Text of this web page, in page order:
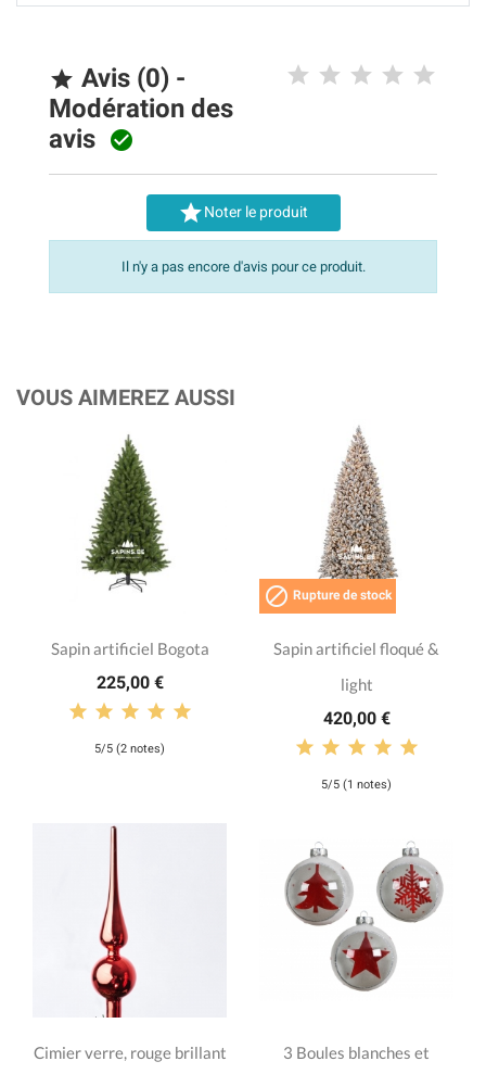
 Avis (0) -
Modération des
avis 
Noter le produit
Il n'y a pas encore d'avis pour ce produit.
VOUS AIMEREZ AUSSI
Sapin artificiel Bogota
225,00 €
5/5 (2 notes)
 Rupture de stock
Sapin artificiel floqué &
light
420,00 €
5/5 (1 notes)
Cimier verre, rouge brillant
3 Boules blanches et